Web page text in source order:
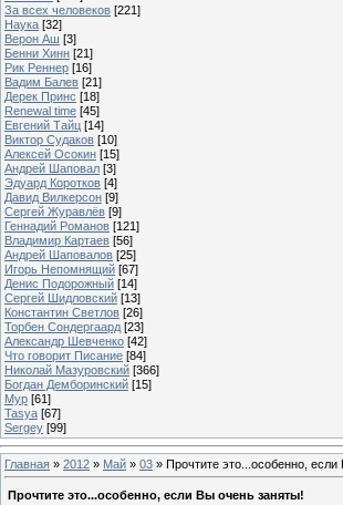
За всех человеков [221]
Наука [32]
Верон Аш [3]
Бенни Хинн [21]
Рик Реннер [16]
Вадим Балев [21]
Дерек Принс [18]
Renewal time [45]
Евгений Тайц [14]
Виктор Судаков [10]
Алексей Осокин [15]
Андрей Шаповал [3]
Эдуард Коротков [4]
Давид Вилкерсон [9]
Сергей Журавлёв [9]
Геннадий Романов [121]
Владимир Картаев [56]
Андрей Шаповалов [25]
Игорь Непомнящий [67]
Денис Подорожный [14]
Сергей Шидловский [13]
Константин Светлов [26]
Торбен Сондергаард [23]
Александр Шевченко [42]
Что говорит Писание [84]
Николай Мазуровский [366]
Богдан Демборинский [15]
Мур [61]
Tasya [67]
Sergey [99]
Главная » 2012 » Май » 03 » Прочтите это...особенно,
Прочтите это...особенно, если Вы очень заняты!